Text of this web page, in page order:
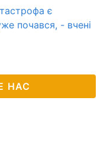
є
почався, - вчені
НАС